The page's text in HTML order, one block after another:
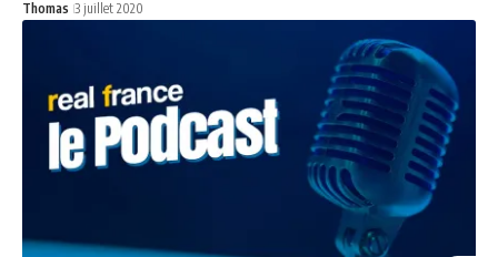
Thomas 3 juillet 2020